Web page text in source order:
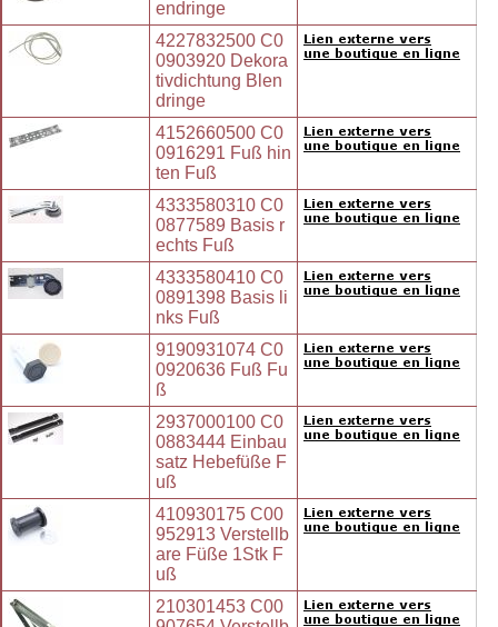
endringe
4227832500 C0
0903920 Dekora
tivdichtung Blen
dringe
4152660500 C0
0916291 Fuß hin
ten Fuß
4333580310 C0
0877589 Basis r
echts Fuß
4333580410 C0
0891398 Basis li
nks Fuß
9190931074 C0
0920636 Fuß Fu
ß
2937000100 C0
0883444 Einbau
satz Hebefüße F
uß
410930175 C00
952913 Verstellb
are Füße 1Stk F
uß
210301453 C00